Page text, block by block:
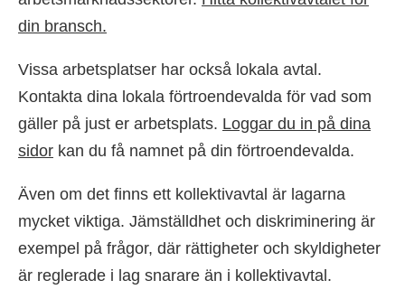
din bransch.
Vissa arbetsplatser har också lokala avtal.
Kontakta dina lokala förtroendevalda för vad som
gäller på just er arbetsplats. Loggar du in på dina
sidor kan du få namnet på din förtroendevalda.
Även om det finns ett kollektivavtal är lagarna
mycket viktiga. Jämställdhet och diskriminering är
exempel på frågor, där rättigheter och skyldigheter
är reglerade i lag snarare än i kollektivavtal.